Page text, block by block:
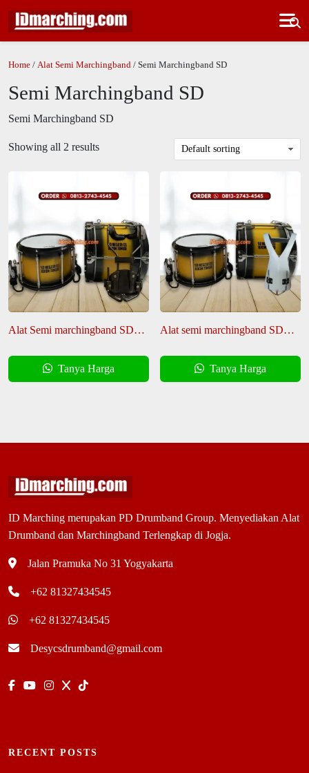
Home / Alat Semi Marchingband / Semi Marchingband SD
Semi Marchingband SD
Semi Marchingband SD
Showing all 2 results
Alat Semi marchingband SD
Tanya Harga
Alat semi marchingband SD
Tanya Harga
ID Marching merupakan PD Drumband Group. Menyediakan Alat
Drumband dan Marchingband Terlengkap di Jogja.
Jalan Pramuka No 31 Yogyakarta
+62 81327434545
+62 81327434545
Desycsdrumband@gmail.com
RECENT POSTS